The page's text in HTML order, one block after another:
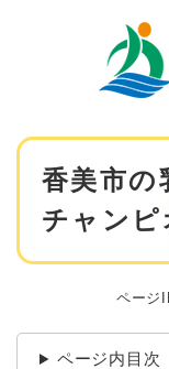
本
香美市
チャン
ページ
ページ内目次